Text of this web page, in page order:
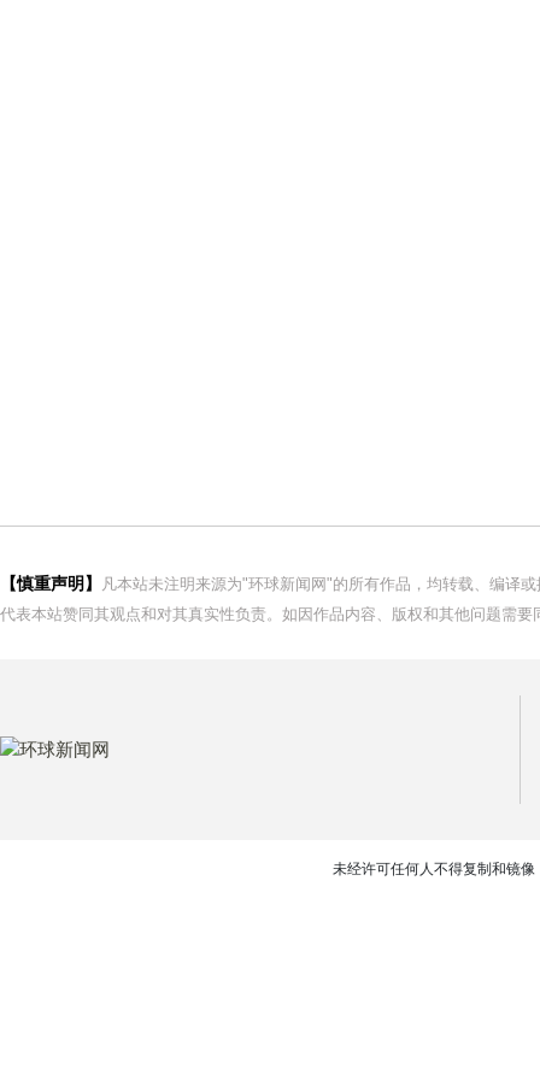
【慎重声明】
凡本站未注明来源为"环球新闻网"的所有作品，均转载、编译
代表本站赞同其观点和对其真实性负责。如因作品内容、版权和其他问题需
未经许可任何人不得复制和镜